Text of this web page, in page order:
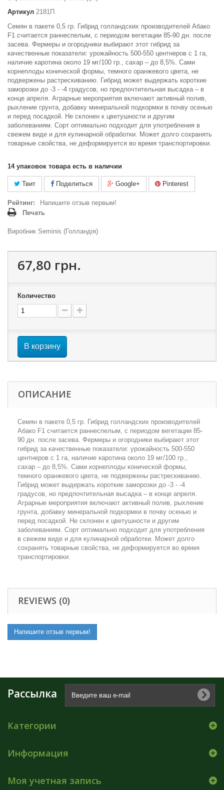
Артикул 2181П
Семян в пакете 0,5 гр. Гибрид голландских производителей Абако
F1 считается раннеспелым, с периодом вегетации 85-90 дн. после
засева. Фермеры и огородники выбирают этот гибрид за
качественные показатели: урожайность 500-550 центнеров с 1 га,
наличие каротина около 19 мг/100 гр., сахар – до 8,5%. Сами
корнеплоды конической формы, темного оранжевого цвета, не
подвержены растрескиванию. Гибрид может выдержать короткие
заморозки до -3 - -4 градусов, но предпочтительная высадка – в
конце апреля. Аграрные мероприятия включают активный полив,
рыхление грунта, добавку минеральной подкормки в почву осенью
и перед посадкой. Не склонен к цветушности и другим
заболеваниям. Сорт оптимально подходит для употребления в
свежем виде и для кулинарной обработки. Может долго сохранять
товарные свойства, не деформируется во время транспортировки.
14 упаковок товара есть в наличии
Твит Поделиться Google+ Pinterest
Рейтинг:
Напишите отзыв первым!
Печать
Виробник Seminis (Голландія)
67,80 грн.
Количество
В корзину
ОПИСАНИЕ
Семян в пакете 0,5 гр. Гибрид голландских производителей
Абако F1 считается раннеспелым, с периодом вегетации 85-
90 дн. после засева. Фермеры и огородники выбирают этот
гибрид за качественные показатели: урожайность 500-550
центнеров с 1 га, наличие каротина около 19 мг/100 гр.,
сахар – до 8,5%. Сами корнеплоды конической формы,
темного оранжевого цвета, не подвержены растрескиванию.
Гибрид может выдержать короткие заморозки до -3 - -4
градусов, но предпочтительная высадка – в конце апреля.
Аграрные мероприятия включают активный полив, рыхление
грунта, добавку минеральной подкормки в почву осенью и
перед посадкой. Не склонен к цветушности и другим
заболеваниям. Сорт оптимально подходит для употребления
в свежем виде и для кулинарной обработки. Может долго
сохранять товарные свойства, не деформируется во время
транспортировки.
REVIEWS (0)
Напишите отзыв первым!
Рассылка
Категории
Информация
Моя учетная запись